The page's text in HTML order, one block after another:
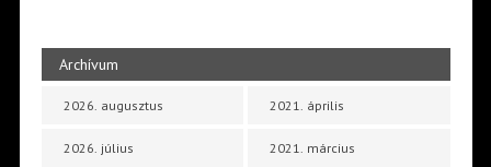
Archívum
2026. augusztus
2026. július
2021. április
2021. március